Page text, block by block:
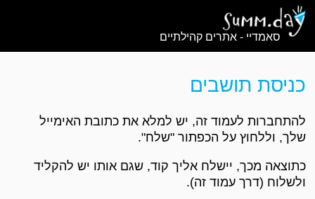
סאמדיי - אתרים קהילתיים
כניסת תושבים
להתחברות לעמוד זה, יש למלא את כתובת האימייל
שלך, וללחוץ על הכפתור "שלח".
כתוצאה מכך, יישלח אליך קוד, שגם אותו יש להקליד
ולשלוח (דרך עמוד זה).